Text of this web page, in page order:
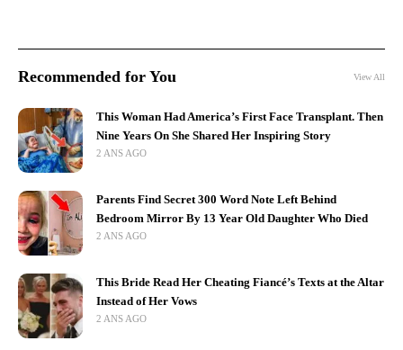
Recommended for You View All
This Woman Had America’s First Face Transplant. Then
Nine Years On She Shared Her Inspiring Story
2 ANS AGO
Parents Find Secret 300 Word Note Left Behind
Bedroom Mirror By 13 Year Old Daughter Who Died
2 ANS AGO
This Bride Read Her Cheating Fiancé’s Texts at the Altar
Instead of Her Vows
2 ANS AGO